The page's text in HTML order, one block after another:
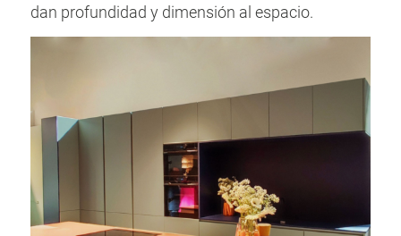
dan profundidad y dimensión al espacio.